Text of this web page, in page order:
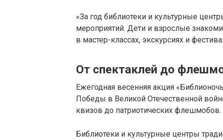
«За год библиотеки и культурные
мероприятий. Дети и взрослые
в мастер-классах, экскурсиях и
От спектаклей до
Ежегодная весенняя акция
Победы в Великой Отечественной
квизов до патриотических флешмобов.
Библиотеки и культурные центры